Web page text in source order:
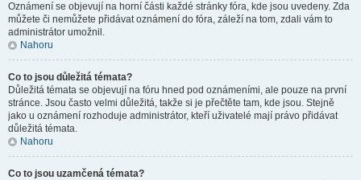
Oznámení se objevují na horní části každé stránky fóra, kde jsou uvedeny. Zda
můžete či nemůžete přidávat oznámení do fóra, záleží na tom, zdali vám to
administrátor umožnil.
Nahoru
Co to jsou důležitá témata?
Důležitá témata se objevují na fóru hned pod oznámeními, ale pouze na první
stránce. Jsou často velmi důležitá, takže si je přečtěte tam, kde jsou. Stejně
jako u oznámení rozhoduje administrátor, kteří uživatelé mají právo přidávat
důležitá témata.
Nahoru
Co to jsou uzamčená témata?